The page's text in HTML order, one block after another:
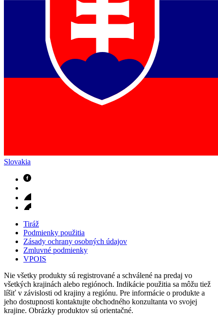
Slovakia
Tiráž
Podmienky použitia
Zásady ochrany osobných údajov
Zmluvné podmienky
VPOIS
Nie všetky produkty sú registrované a schválené na predaj vo
všetkých krajinách alebo regiónoch. Indikácie použitia sa môžu tiež
líšiť v závislosti od krajiny a regiónu. Pre informácie o produkte a
jeho dostupnosti kontaktujte obchodného konzultanta vo svojej
krajine. Obrázky produktov sú orientačné.